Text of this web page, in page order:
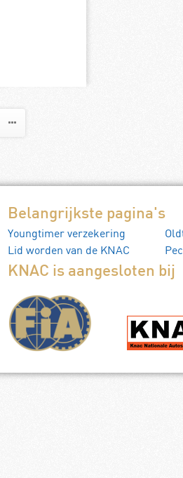
Belangrijkste pagina's
Youngtimer verzekering
Lid worden van de KNAC
KNAC is aangesloten bij